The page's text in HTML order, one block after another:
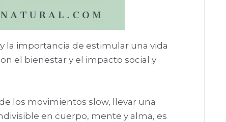
la importancia de estimular una vida
el bienestar y el impacto social y
los movimientos slow, llevar una
en cuerpo, mente y alma, es